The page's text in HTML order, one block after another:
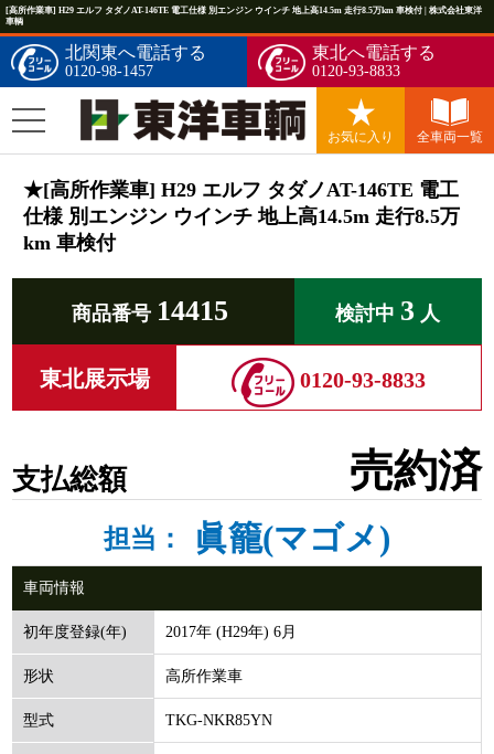
[高所作業車] H29 エルフ タダノAT-146TE 電工仕様 別エンジン ウインチ 地上高14.5m 走行8.5万km 車検付 | 株式会社東洋
車輌
北関東へ電話する
0120-98-1457
東北へ電話する
0120-93-8833
お気に入り 全車両一覧
★[高所作業車] H29 エルフ タダノAT-146TE 電工
仕様 別エンジン ウインチ 地上高14.5m 走行8.5万
km 車検付
商品番号 14415 検討中 3 人
東北展示場 0120-93-8833
支払総額 売約済
担当： 眞籠(マゴメ)
車両情報
初年度登録(年) 2017年 (H29年) 6月
形状 高所作業車
型式 TKG-NKR85YN